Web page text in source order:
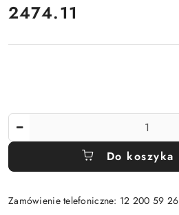
Cena:
2474.11
Do koszyka
Zamówienie telefoniczne: 12 200 59 26